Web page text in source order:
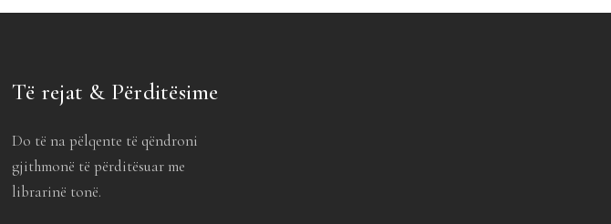
Të rejat & Përditësime
Do të na pëlqente të qëndroni
gjithmonë të përditësuar me
librarinë tonë.